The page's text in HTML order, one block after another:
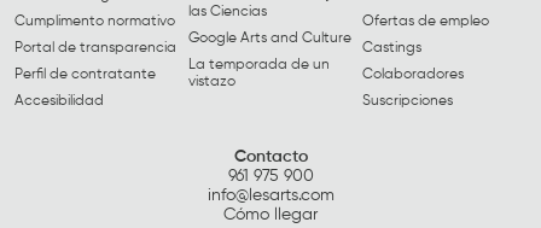
Cumplimento normativo
Portal de transparencia
Perfil de contratante
Accesibilidad
las Ciencias
Google Arts and Culture
La temporada de un
vistazo
Ofertas de empleo
Castings
Colaboradores
Suscripciones
Contacto
961 975 900
info@lesarts.com
Cómo llegar